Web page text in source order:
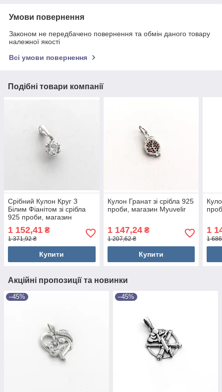
Умови повернення
Законом не передбачено повернення та обмін даного товару
належної якості
Всі умови повернення
Подібні товари компанії
Срібний Кулон Круг З
Білим Фіанітом зі срібла
925 проби, магазин
1 152,41 ₴
1 371,92 ₴
Купити
Кулон Гранат зі срібла 925
проби, магазин Myuvelir
1 147,24₴
1 207,62 ₴
Купити
1
1
Акційні пропозиції та новинки
–45% –45%